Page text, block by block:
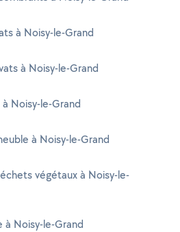
à Noisy-le-Grand
à Noisy-le-Grand
Noisy-le-Grand
à Noisy-le-Grand
végétaux à Noisy-le-
à Noisy-le-Grand